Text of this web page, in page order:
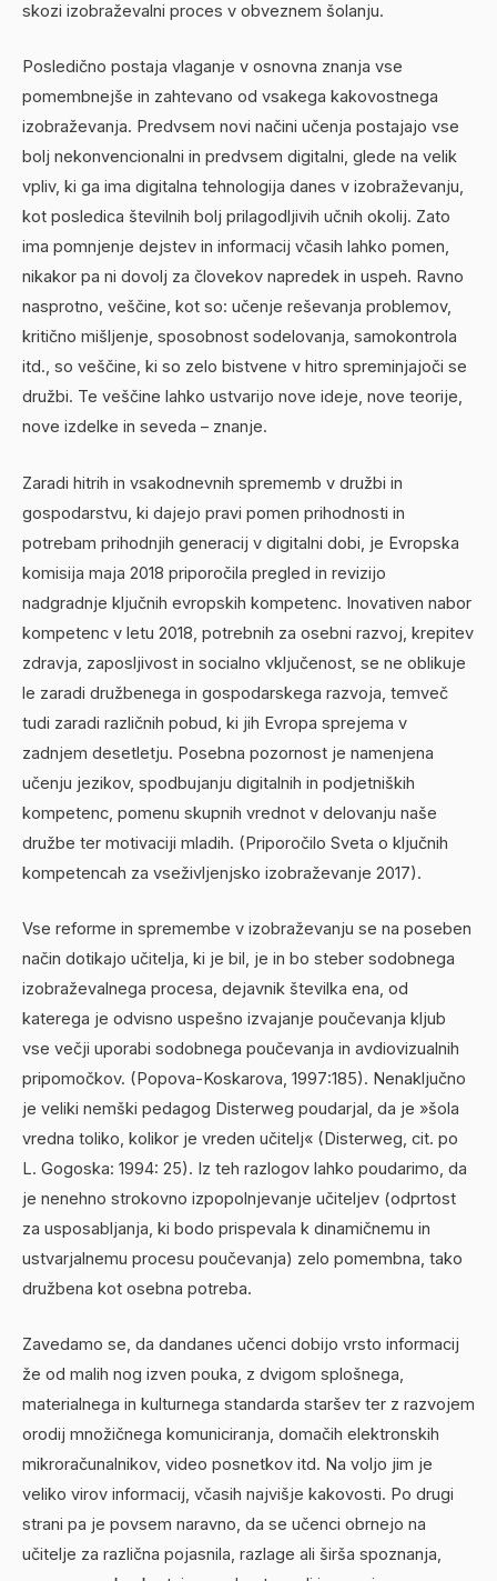
skozi izobraževalni proces v obveznem šolanju.
Posledično postaja vlaganje v osnovna znanja vse
pomembnejše in zahtevano od vsakega kakovostnega
izobraževanja. Predvsem novi načini učenja postajajo vse
bolj nekonvencionalni in predvsem digitalni, glede na velik
vpliv, ki ga ima digitalna tehnologija danes v izobraževanju,
kot posledica številnih bolj prilagodljivih učnih okolij. Zato
ima pomnjenje dejstev in informacij včasih lahko pomen,
nikakor pa ni dovolj za človekov napredek in uspeh. Ravno
nasprotno, veščine, kot so: učenje reševanja problemov,
kritično mišljenje, sposobnost sodelovanja, samokontrola
itd., so veščine, ki so zelo bistvene v hitro spreminjajoči se
družbi. Te veščine lahko ustvarijo nove ideje, nove teorije,
nove izdelke in seveda – znanje.
Zaradi hitrih in vsakodnevnih sprememb v družbi in
gospodarstvu, ki dajejo pravi pomen prihodnosti in
potrebam prihodnjih generacij v digitalni dobi, je Evropska
komisija maja 2018 priporočila pregled in revizijo
nadgradnje ključnih evropskih kompetenc. Inovativen nabor
kompetenc v letu 2018, potrebnih za osebni razvoj, krepitev
zdravja, zaposljivost in socialno vključenost, se ne oblikuje
le zaradi družbenega in gospodarskega razvoja, temveč
tudi zaradi različnih pobud, ki jih Evropa sprejema v
zadnjem desetletju. Posebna pozornost je namenjena
učenju jezikov, spodbujanju digitalnih in podjetniških
kompetenc, pomenu skupnih vrednot v delovanju naše
družbe ter motivaciji mladih. (Priporočilo Sveta o ključnih
kompetencah za vseživljenjsko izobraževanje 2017).
Vse reforme in spremembe v izobraževanju se na poseben
način dotikajo učitelja, ki je bil, je in bo steber sodobnega
izobraževalnega procesa, dejavnik številka ena, od
katerega je odvisno uspešno izvajanje poučevanja kljub
vse večji uporabi sodobnega poučevanja in avdiovizualnih
pripomočkov. (Popova-Koskarova, 1997:185). Nenaključno
je veliki nemški pedagog Disterweg poudarjal, da je »šola
vredna toliko, kolikor je vreden učitelj« (Disterweg, cit. po
L. Gogoska: 1994: 25). Iz teh razlogov lahko poudarimo, da
je nenehno strokovno izpopolnjevanje učiteljev (odprtost
za usposabljanja, ki bodo prispevala k dinamičnemu in
ustvarjalnemu procesu poučevanja) zelo pomembna, tako
družbena kot osebna potreba.
Zavedamo se, da dandanes učenci dobijo vrsto informacij
že od malih nog izven pouka, z dvigom splošnega,
materialnega in kulturnega standarda staršev ter z razvojem
orodij množičnega komuniciranja, domačih elektronskih
mikroračunalnikov, video posnetkov itd. Na voljo jim je
veliko virov informacij, včasih najvišje kakovosti. Po drugi
strani pa je povsem naravno, da se učenci obrnejo na
učitelje za različna pojasnila, razlage ali širša spoznanja,